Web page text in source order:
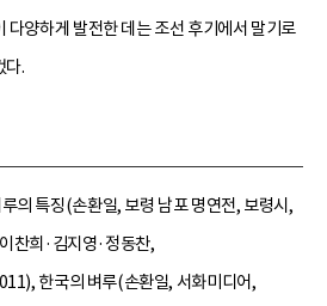
다양하게 발전한 데는 조선 후기에서 말기로
다.
의 특징(손환일, 보령 남포 명연전, 보령시,
찬희·김지영·정동찬,
한국의 벼루(손환일, 서화미디어,